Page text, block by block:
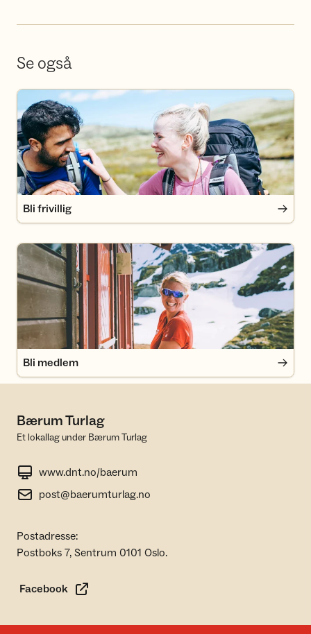
Se også
Bli frivillig
Bli frivillig
Bli medlem
Bli medlem
Bærum Turlag
Et lokallag under Bærum Turlag
www.dnt.no/baerum
post@baerumturlag.no
Postadresse:
Postboks 7, Sentrum 0101 Oslo.
Facebook